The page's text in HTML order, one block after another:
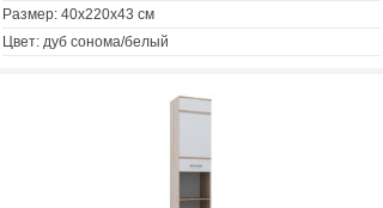
Размер: 40х220х43 см
Цвет: дуб сонома/белый